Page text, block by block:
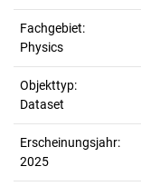
Fachgebiet:
Physics
Objekttyp:
Dataset
Erscheinungsjahr:
2025